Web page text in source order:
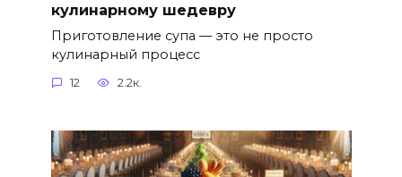
кулинарному шедевру
Приготовление супа — это не просто
кулинарный процесс
12 2.2к.